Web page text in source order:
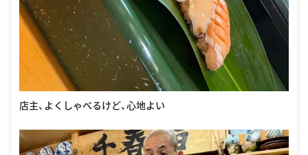
店主、よくしゃべるけど、心地よい